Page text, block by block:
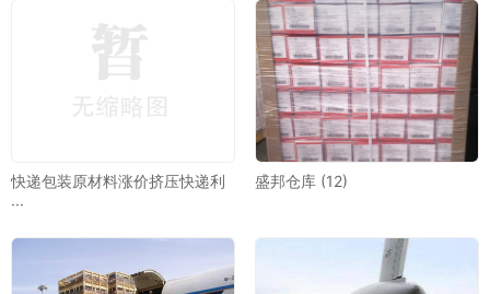
快递包装原材料涨价挤压快递利
···
盛邦仓库 (12)